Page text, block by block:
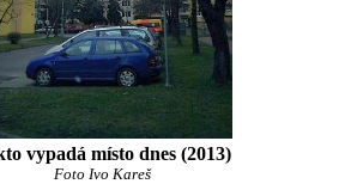
vypadá místo dnes (2013)
Foto Ivo Kareš